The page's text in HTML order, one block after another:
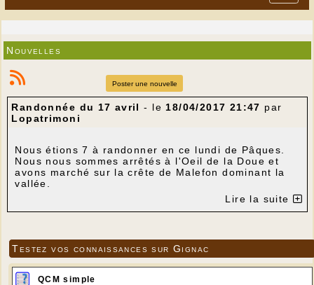
Nouvelles
Poster une nouvelle
Randonnée du 17 avril- le18/04/2017 21:47 par
Lopatrimoni
Nous étions 7 à randonner en ce lundi de Pâques.
Nous nous sommes arrêtés à l'Oeil de la Doue et
avons marché sur la crête de Malefon dominant la
vallée.
Lire la suite
Testez vos connaissances sur Gignac
QCM simple